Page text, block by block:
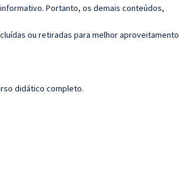
Portanto, os demais conteúdos,
ou retiradas para melhor aproveitamento
didático completo.